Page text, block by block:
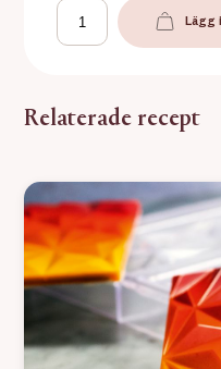
Lägg
Relaterade recept